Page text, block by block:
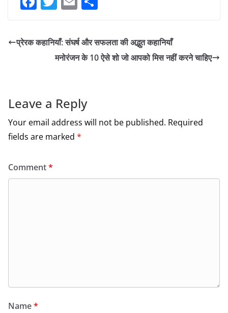
c
e
o
k
itt
er
ai
l
ar
e
प्रेरक कहानियाँ: संघर्ष और सफलता की अद्भुत कहानियाँ
मनोरंजन के 10 ऐसे शो जो आपको मिस नहीं करने चाहिए
Leave a Reply
Your email address will not be published. Required
fields are marked *
Comment*
Name*